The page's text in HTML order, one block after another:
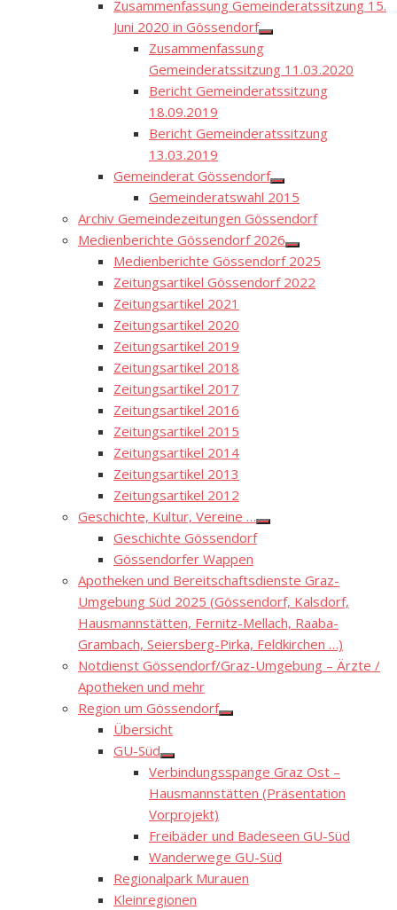
Zusammenfassung Gemeinderatssitzung 15.
Juni 2020 in Gössendorf
Show
menu
Zusammenfassung
Gemeinderatssitzung 11.03.2020
Bericht Gemeinderatssitzung
18.09.2019
Bericht Gemeinderatssitzung
13.03.2019
Gemeinderat Gössendorf
Show
sub
menu
Gemeinderatswahl 2015
Archiv Gemeindezeitungen Gössendorf
Medienberichte Gössendorf 2026
Show
sub
menu
Medienberichte Gössendorf 2025
Zeitungsartikel Gössendorf 2022
Zeitungsartikel 2021
Zeitungsartikel 2020
Zeitungsartikel 2019
Zeitungsartikel 2018
Zeitungsartikel 2017
Zeitungsartikel 2016
Zeitungsartikel 2015
Zeitungsartikel 2014
Zeitungsartikel 2013
Zeitungsartikel 2012
Geschichte, Kultur, Vereine …
Show
Geschichte Gössendorf
Gössendorfer Wappen
Apotheken und Bereitschaftsdienste Graz-
Umgebung Süd 2025 (Gössendorf, Kalsdorf,
Hausmannstätten, Fernitz-Mellach, Raaba-
Grambach, Seiersberg-Pirka, Feldkirchen …)
Notdienst Gössendorf/Graz-Umgebung – Ärzte /
Apotheken und mehr
Region um Gössendorf
Show
Übersicht
GU-Süd
Show
sub
menu
Verbindungsspange Graz Ost –
Hausmannstätten (Präsentation
Vorprojekt)
Freibäder und Badeseen GU-Süd
Wanderwege GU-Süd
Regionalpark Murauen
Kleinregionen